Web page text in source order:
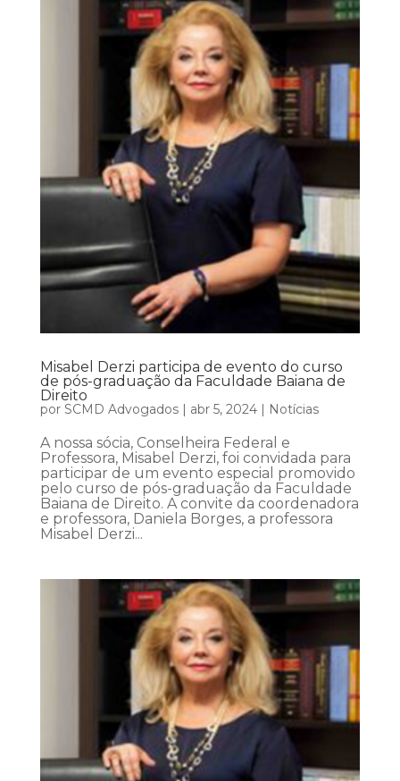
Misabel Derzi participa de evento do curso
de pós-graduação da Faculdade Baiana de
Direito
por SCMD Advogados| abr 5, 2024| Notícias
A nossa sócia, Conselheira Federal e
Professora, Misabel Derzi, foi convidada para
participar de um evento especial promovido
pelo curso de pós-graduação da Faculdade
Baiana de Direito. A convite da coordenadora
e professora, Daniela Borges, a professora
Misabel Derzi...